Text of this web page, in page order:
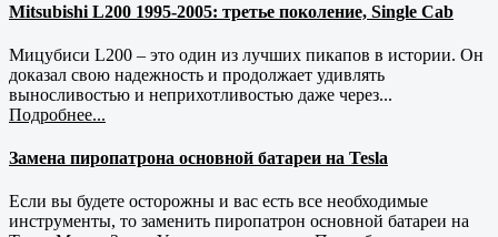
Mitsubishi L200 1995-2005: третье поколение, Single Cab
Мицубиси L200 – это один из лучших пикапов в истории. Он
доказал свою надежность и продолжает удивлять
выносливостью и неприхотливостью даже через...
Подробнее...
Замена пиропатрона основной батареи на Tesla
Если вы будете осторожны и вас есть все необходимые
инструменты, то заменить пиропатрон основной батареи на